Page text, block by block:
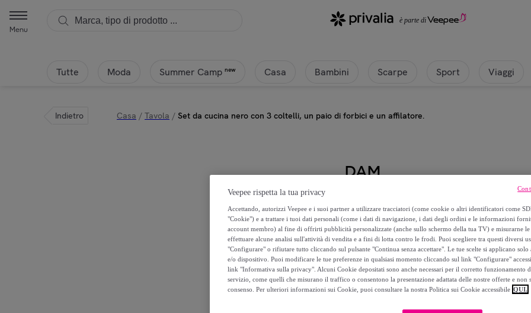
Menu
Tutte Moda Summer Camp new Casa Bambini Scarpe Sport Viaggi
Indietro Casa / Tavola / Set da cucina nero con 3 coltelli, un paio di forbici e un affilatore.
DAM
Set da cucina nero con 3 coltelli,
19,99 €
39,99 €
-50%
Veepee rispetta la tua privacy
Accettando, autorizzi Veepee e i suoi partner a utilizzare tracciatori (come cookie o altri identificatori come
"Cookie") e a trattare i tuoi dati personali (come i dati di navigazione, i dati degli ordini e le informazioni
account membro) al fine di offrirti pubblicità personalizzate (anche sullo schermo della tua TV) e misurarne le
effettuare alcune analisi sull'attività di vendita e a fini di lotta contro le frodi. Puoi scegliere tra questi diversi
"Configurare" o rifiutare tutto cliccando sul pulsante "Continua senza accettare". Le tue scelte si applicano solo
e/o dispositivo. Puoi modificare le tue preferenze in qualsiasi momento cliccando sul link "Configurare"
link "Informativa sulla privacy". Alcuni Cookie depositati sono anche necessari per il corretto funzionamento
servizio, come quelli che misurano il traffico o consentono la presentazione adattata delle nostre offerte e non
consenso. Per ulteriori informazioni sui Cookie, puoi consultare la nostra Politica sui Cookie accessibile QUI.